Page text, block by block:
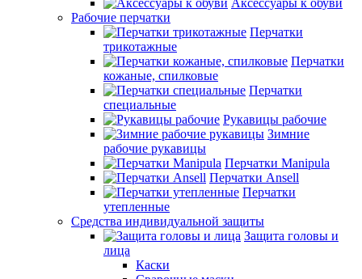
Аксессуары к обуви
Рабочие перчатки
Перчатки
трикотажные
Перчатки
кожаные, спилковые
Перчатки
специальные
Рукавицы рабочие
Зимние
рабочие рукавицы
Перчатки Manipula
Перчатки Ansell
Перчатки
утепленные
Средства индивидуальной защиты
Защита головы и
лица
Каски